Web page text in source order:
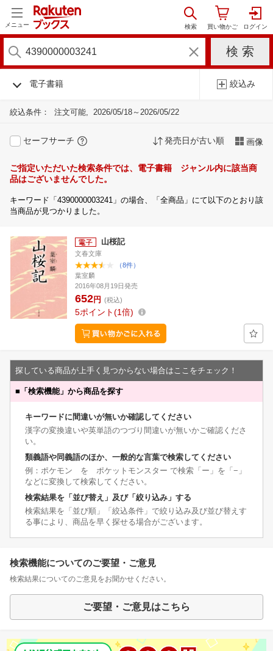
メニュー
電子書籍 絞込み
絞込条件： 注文可能 2026/05/18～2026/05/22
セーフサーチ 発売日が古い順 画像
ご指定いただいた検索条件では、電子書籍 ジャンル内に該当商
品はございませんでした。
キーワード「4390000003241」の場合、「全商品」にて以下のとおり該
当商品が見つかりました。
山桜記
文春文庫
（8件）
葉室麟
2016年08月19日発売
652円 (税込)
5ポイント 1倍
探している商品が上手く見つからない場合はここをチェック！
■ 「検索機能」から商品を探す
キーワードに間違いが無いか確認してください
漢字の変換違いや英単語のつづり間違いが無いかご確認くださ
い。
類義語や同義語のほか、一般的な言葉で検索してください
例：ポケモン を ポケットモンスター で検索「ー」を「−」
などに変換して検索してください。
検索結果を「並び替え」及び「絞り込み」する
検索結果を「並び順」「絞込条件」で絞り込み及び並び替えす
る事により、商品を早く探せる場合がございます。
検索機能についてのご要望・ご意見
検索結果についてのご意見をお聞かせください。
ご要望・ご意見はこちら